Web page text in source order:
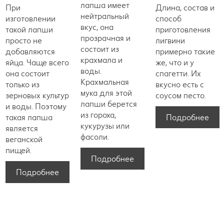
При
изготовлении
такой лапши
просто не
добавляются
яйца. Чаще всего
она состоит
только из
зерновых культур
и воды. Поэтому
такая лапша
является
веганской
пищей.
Подробнее
лапша имеет
нейтральный
вкус, она
прозрачная и
состоит из
крахмала и
воды.
Крахмальная
мука для этой
лапши берется
из гороха,
кукурузы или
фасоли.
Подробнее
Длина, состав и
способ
приготовления
лигвини
примерно такие
же, что и у
спагетти. Их
вкусно есть с
соусом песто.
Подробнее